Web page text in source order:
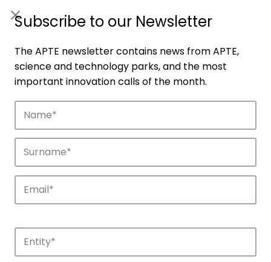
Companies
Discover the companies that drive
innovation in APTE’s parks.
Subscribe to our Newsletter
The APTE newsletter contains news from APTE,
science and technology parks, and the most
important innovation calls of the month.